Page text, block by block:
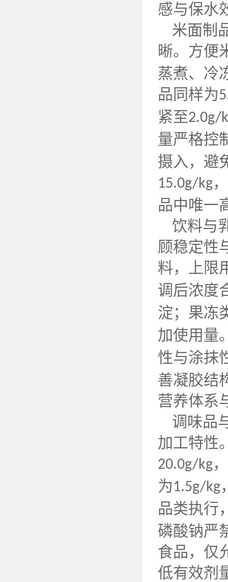
感与保水
米面制
晰。方便
蒸煮、冷
品同样为
紧至2.0g/
量严格控
摄入，避
15.0g/kg
品中唯一
饮料与
顾稳定性
料，上限
调后浓度
淀；果冻
加使用量
性与涂抹
善凝胶结
营养体系
调味品
加工特性
20.0g/kg
为1.5g/kg
品类执行
磷酸钠严
食品，仅
低有效剂